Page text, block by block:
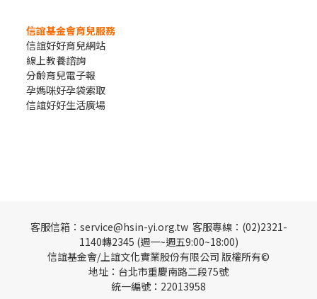
信誼基金會育兒服務
信誼好好育兒網站
線上教養諮詢
分齡育兒電子報
孕媽咪好孕袋索取
信誼好好生活廣場
客服信箱：service@hsin-yi.org.tw 客服專線：(02)2321-
1140轉2345 (週一~週五9:00~18:00)
信誼基金會/上誼文化實業股份有限公司 版權所有©
地址：台北市重慶南路二段75號
統一編號：22013958